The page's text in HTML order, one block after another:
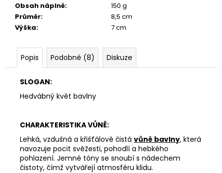
Obsah náplně:
150 g
Průměr:
8,5 cm
Výška: 7 cm
Popis Podobné (8) Diskuze
SLOGAN:
Hedvábný květ bavlny
CHARAKTERISTIKA VŮNĚ:
Lehká, vzdušná a křišťálově čistá vůně bavlny, která
navozuje pocit svěžesti, pohodlí a hebkého
pohlazení. Jemné tóny se snoubí s nádechem
čistoty, čímž vytvářejí atmosféru klidu.
RECYKLOVANÉ
SKLO,
250
ML
MEDUŇKA
257